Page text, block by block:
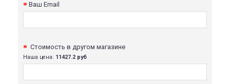
Ваш Email
Стоимость в другом магазине
Наша цена: 11427.2 руб